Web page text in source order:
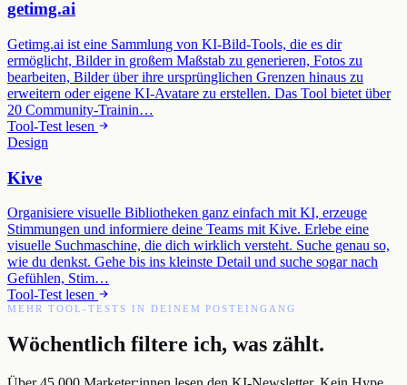
getimg.ai
Getimg.ai ist eine Sammlung von KI-Bild-Tools, die es dir
ermöglicht, Bilder in großem Maßstab zu generieren, Fotos zu
bearbeiten, Bilder über ihre ursprünglichen Grenzen hinaus zu
erweitern oder eigene KI-Avatare zu erstellen. Das Tool bietet über
20 Community-Trainin…
Tool-Test lesen
Design
Kive
Organisiere visuelle Bibliotheken ganz einfach mit KI, erzeuge
Stimmungen und informiere deine Teams mit Kive. Erlebe eine
visuelle Suchmaschine, die dich wirklich versteht. Suche genau so,
wie du denkst. Gehe bis ins kleinste Detail und suche sogar nach
Gefühlen, Stim…
Tool-Test lesen
MEHR TOOL-TESTS IN DEINEM POSTEINGANG
Wöchentlich filtere ich, was zählt.